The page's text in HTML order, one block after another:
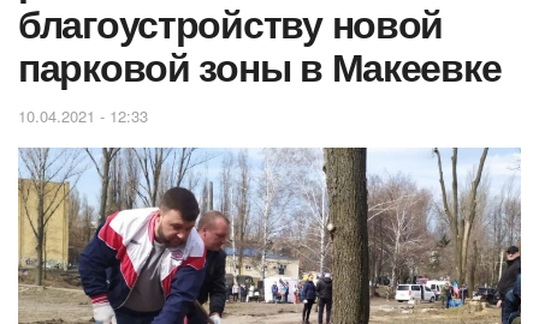
благоустройству новой
парковой зоны в Макеевке
10.04.2021 - 12:33